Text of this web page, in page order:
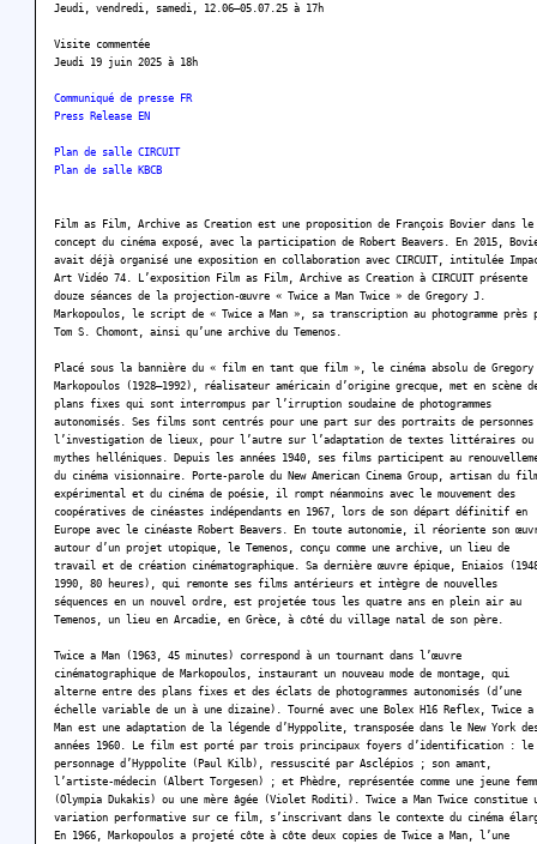
Jeudi, vendredi, samedi, 12.06–05.07.25 à 17h
Visite commentée
Jeudi 19 juin 2025 à 18h
Communiqué de presse FR
Press Release EN
Plan de salle CIRCUIT
Plan de salle KBCB
Film as Film, Archive as Creation est une proposition de François Bovier dans le
concept du cinéma exposé, avec la participation de Robert Beavers. En 2015,
avait déjà organisé une exposition en collaboration avec CIRCUIT, intitulée
Art Vidéo 74. L’exposition Film as Film, Archive as Creation à CIRCUIT présente
douze séances de la projection-œuvre « Twice a Man Twice » de Gregory J.
Markopoulos, le script de « Twice a Man », sa transcription au photogramme près
Tom S. Chomont, ainsi qu’une archive du Temenos.
Placé sous la bannière du « film en tant que film », le cinéma absolu de
Markopoulos (1928–1992), réalisateur américain d’origine grecque, met en scène
plans fixes qui sont interrompus par l’irruption soudaine de photogrammes
autonomisés. Ses films sont centrés pour une part sur des portraits de personnes
l’investigation de lieux, pour l’autre sur l’adaptation de textes littéraires ou
mythes helléniques. Depuis les années 1940, ses films participent au
du cinéma visionnaire. Porte-parole du New American Cinema Group, artisan du
expérimental et du cinéma de poésie, il rompt néanmoins avec le mouvement des
coopératives de cinéastes indépendants en 1967, lors de son départ définitif en
Europe avec le cinéaste Robert Beavers. En toute autonomie, il réoriente son
autour d’un projet utopique, le Temenos, conçu comme une archive, un lieu de
travail et de création cinématographique. Sa dernière œuvre épique, Eniaios
1990, 80 heures), qui remonte ses films antérieurs et intègre de nouvelles
séquences en un nouvel ordre, est projetée tous les quatre ans en plein air au
Temenos, un lieu en Arcadie, en Grèce, à côté du village natal de son père.
Twice a Man (1963, 45 minutes) correspond à un tournant dans l’œuvre
cinématographique de Markopoulos, instaurant un nouveau mode de montage, qui
alterne entre des plans fixes et des éclats de photogrammes autonomisés (d’une
échelle variable de un à une dizaine). Tourné avec une Bolex H16 Reflex, Twice a
Man est une adaptation de la légende d’Hyppolite, transposée dans le New York
années 1960. Le film est porté par trois principaux foyers d’identification : le
personnage d’Hyppolite (Paul Kilb), ressuscité par Asclépios ; son amant,
l’artiste-médecin (Albert Torgesen) ; et Phèdre, représentée comme une jeune
(Olympia Dukakis) ou une mère âgée (Violet Roditi). Twice a Man Twice constitue
variation performative sur ce film, s’inscrivant dans le contexte du cinéma
En 1966, Markopoulos a projeté côte à côte deux copies de Twice a Man, l’une